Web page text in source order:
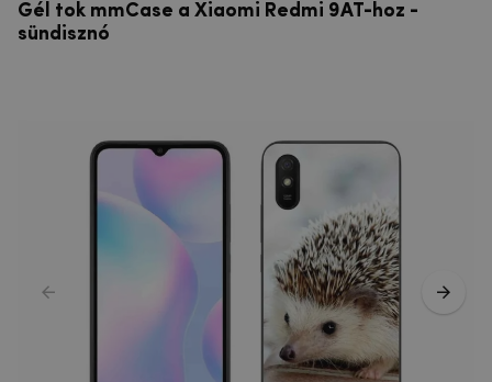
Gél tok mmCase a Xiaomi Redmi 9AT-hoz -
sündisznó